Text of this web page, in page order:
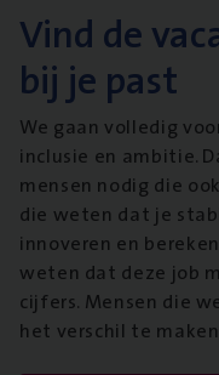
Vind de
bij je past
We gaan volledig
inclusie en ambitie.
mensen nodig die
die weten dat je
innoveren en
weten dat deze job
cijfers. Mensen die
het verschil te